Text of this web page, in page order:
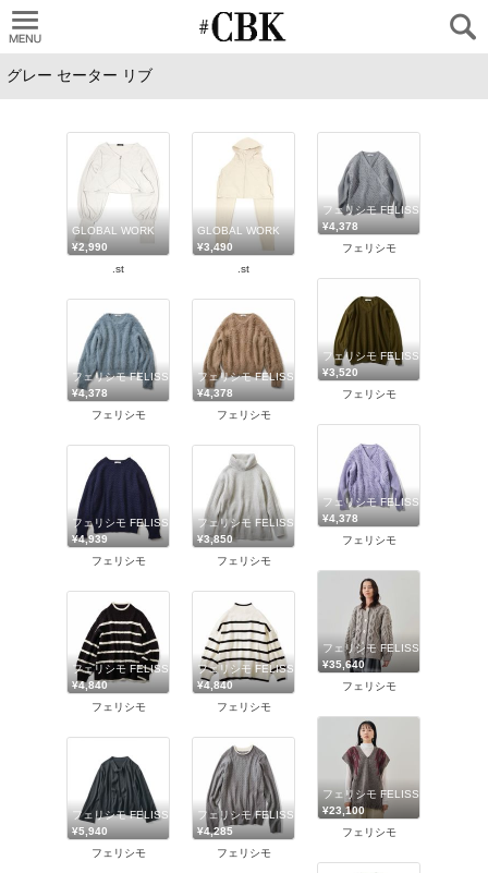
GLOBAL WORK
¥2,990
.st
GLOBAL WORK
¥3,490
.st
フェリシモ FELISSIMO
¥4,378
フェリシモ
フェリシモ FELISSIMO
¥3,520
フェリシモ
フェリシモ FELISSIMO
¥4,378
フェリシモ
フェリシモ FELISSIMO
¥4,378
フェリシモ
フェリシモ FELISSIMO
¥4,378
フェリシモ
フェリシモ FELISSIMO
¥4,939
フェリシモ
フェリシモ FELISSIMO
¥3,850
フェリシモ
フェリシモ FELISSIMO
¥35,640
フェリシモ
フェリシモ FELISSIMO
¥4,840
フェリシモ
フェリシモ FELISSIMO
¥4,840
フェリシモ
フェリシモ FELISSIMO
¥23,100
フェリシモ
フェリシモ FELISSIMO
¥5,940
フェリシモ
フェリシモ FELISSIMO
¥4,285
フェリシモ